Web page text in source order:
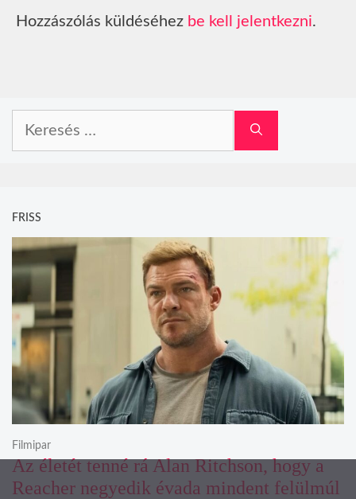
Hozzászólás küldéséhez be kell jelentkezni.
FRISS
Az életét tenné rá Alan Ritchson, hogy a
Reacher negyedik évada mindent felülmúl
Filmipar